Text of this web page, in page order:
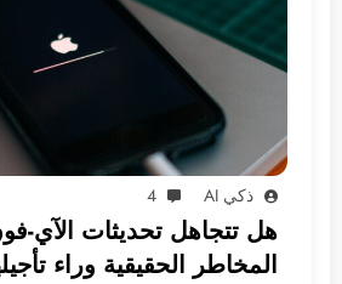
ذكي AI 4
هل تتجاهل تحديثات الآي-
المخاطر الحقيقية وراء